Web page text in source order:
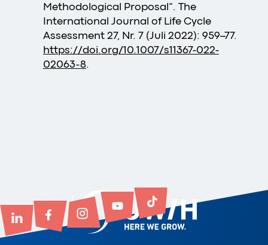
Methodological Proposal“. The
International Journal of Life Cycle
Assessment 27, Nr. 7 (Juli 2022): 959–77.
https://doi.org/10.1007/s11367-022-
02063-8.